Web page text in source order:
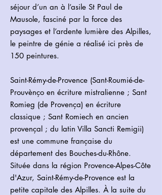
séjour d’un an à l’asile St Paul de
Mausole, fasciné par la force des
paysages et l’ardente lumière des Alpilles,
le peintre de génie a réalisé ici près de
150 peintures.
Saint-Rémy-de-Provence (Sant-Roumié-de-
Prouvènço en écriture mistralienne ; Sant
Romieg (de Provença) en écriture
classique ; Sant Romiech en ancien
provençal ; du latin Villa Sancti Remigii)
est une commune française du
département des Bouches-du-Rhône.
Située dans la région Provence-Alpes-Côte
d'Azur, Saint-Rémy-de-Provence est la
petite capitale des Alpilles. À la suite du